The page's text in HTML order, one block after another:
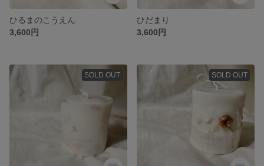
ひるまのこうえん
3,600円
ひだまり
3,600円
SOLD OUT SOLD OUT